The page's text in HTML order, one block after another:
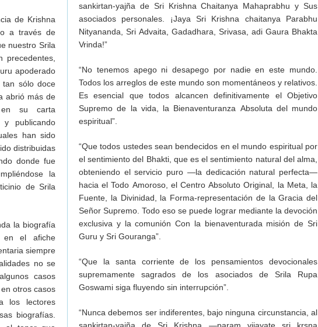
de Krishna
a través de
nuestro Srila
precedentes,
apoderado
sólo doce
abrió más de
en su carta
publicando
han sido
distribuidas
donde fue
la
de Srila
la biografía
en el afiche
siempre
no se
casos
otros casos
los lectores
biografías.
sankirtan-yajña de Sri Krishna Chaitanya Mahaprabhu y Sus
asociados personales. ¡Jaya Sri Krishna chaitanya Parabhu
Nityananda, Sri Advaita, Gadadhara, Srivasa, adi Gaura Bhakta
Vrinda!”
“No tenemos apego ni desapego por nadie en este mundo.
Todos los arreglos de este mundo son momentáneos y relativos.
Es esencial que todos alcancen definitivamente el Objetivo
Supremo de la vida, la Bienaventuranza Absoluta del mundo
espiritual”.
“Que todos ustedes sean bendecidos en el mundo espiritual por
el sentimiento del Bhakti, que es el sentimiento natural del alma,
obteniendo el servicio puro —la dedicación natural perfecta—
hacia el Todo Amoroso, el Centro Absoluto Original, la Meta, la
Fuente, la Divinidad, la Forma-representación de la Gracia del
Señor Supremo. Todo eso se puede lograr mediante la devoción
exclusiva y la comunión Con la bienaventurada misión de Sri
Guru y Sri Gouranga”.
“Que la santa corriente de los pensamientos devocionales
supremamente sagrados de los asociados de Srila Rupa
Goswami siga fluyendo sin interrupción”.
“Nunca debemos ser indiferentes, bajo ninguna circunstancia, al